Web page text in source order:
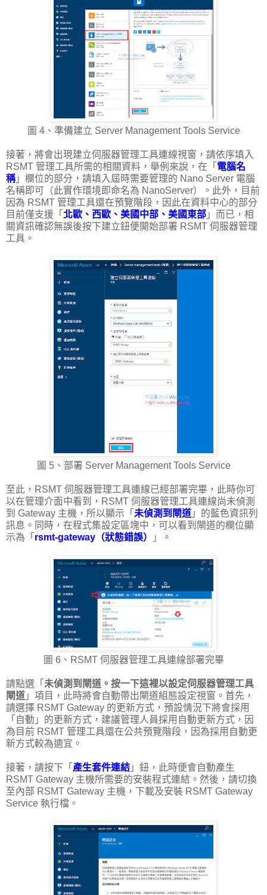
圖 4、準備建立 Server Management Tools Service
接著，將會出現建立伺服器管理工具連線視窗，請依序填入
RSMT 管理工具所需的相關資料，舉例來說，在「 電腦名
稱 」欄位的部分，請填入屆時需要管理的 Nano Server 電腦
名稱即可（此實作環境即命名為 NanoServer）。此外，目前
因為 RSMT 管理工具還在預覽階段，因此在資料中心的部分
目前僅支援「 北歐、西歐、美國中部、美國東部 」而已，相
關資訊確認無誤後按下建立鈕便開始部署 RSMT 伺服器管理
工具。
圖 5、部署 Server Management Tools Service
至此，RSMT 伺服器管理工具連線已經部署完畢，此時你可
以在管理介面中看到，RSMT 伺服器管理工具連線尚未偵測
到 Gateway 主機，所以顯示「 未偵測到閘道 」的藍色資訊列
訊息。同時，在程式集設定區塊中，可以看到閘道的欄位顯
示為「 rsmt-gateway（狀態錯誤） 」。
圖 6、RSMT 伺服器管理工具連線部署完畢
請點選「 未偵測到閘道。按一下這裡以設定伺服器管理工具
閘道 」項目，此時將會自動帶出閘道組態設定視窗。首先，
請選擇 RSMT Gateway 的更新方式，預設情況下將會採用
「自動」的更新方式，建議管理人員採用自動更新方式，因
為目前 RSMT 管理工具還在公共預覽階段，因為採用自動更
新方式較為適宜。
接著，請按下「 產生套件連結 」鈕，此時便會自動產生
RSMT Gateway 主機所需要的安裝程式連結。然後，請切換
至內部 RSMT Gateway 主機，下載及安裝 RSMT Gateway
Service 執行檔。